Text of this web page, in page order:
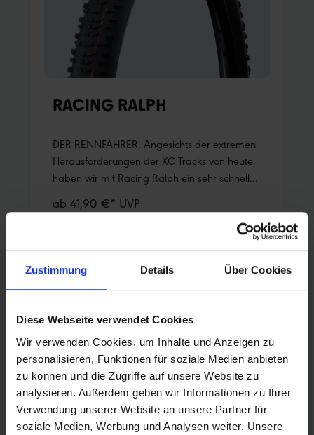
Zustimmung Details Über Cookies
Diese Webseite verwendet Cookies
Wir verwenden Cookies, um Inhalte und Anzeigen zu
personalisieren, Funktionen für soziale Medien anbieten
zu können und die Zugriffe auf unsere Website zu
analysieren. Außerdem geben wir Informationen zu Ihrer
Verwendung unserer Website an unsere Partner für
soziale Medien, Werbung und Analysen weiter. Unsere
RACING RALPH
DER RENNFAHRER. Angesichts der extremen
Herausforderungen der XC-Tracks von heute,
haben wir mit Racing Ralph ein sehr schnelles
Hinterrad entwickelt.Viele Griffkanten im
Mittelbereich für super Traktion und exzellente
Abrollverhalten und ausgezeichneter
Rollwiderstand.Perfekt fürs Hinterrad in
Informationen:ADDIX Compound
ab 41,90 €* UVP